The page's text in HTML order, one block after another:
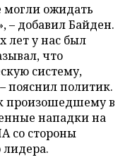
могли ожидать
– добавил Байден.
лет у нас был
что
систему,
пояснил политик.
произошедшему в
нападки на
со стороны